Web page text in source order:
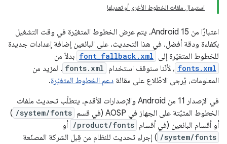
استبدال ملفات الخطوط الأخرى أو تعديلها
اعتبارًا من Android 15، يتم عرض الخطوط المتغيّرة في وقت التشغيل
بكفاءة ودقة أفضل. في هذا التحديث، على البائعين إضافة إعدادات جديدة
للخطوط المتغيّرة إلى font_fallback.xml بدلاً من
fonts.xml ، لأنّنا سنوقف استخدام fonts.xml . لمزيد من
المعلومات، يُرجى الاطّلاع على مقالة دعم الخطوط المتغيّرة.
في الإصدار 11 من Android والإصدارات الأقدم، يتطلّب تحديث ملفات
الخطوط المثبّتة على الجهاز في AOSP (في قسم
/system/fonts
)
أو أقسام البائعين (في أقسام /product/fonts أو
/system/fonts ) إجراء تحديث للنظام من قِبل الشركة المصنّعة